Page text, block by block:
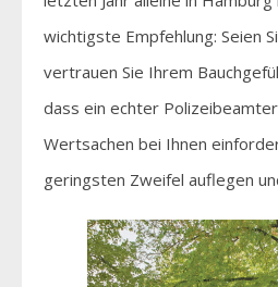
wichtigste Empfehlung: Seien
vertrauen Sie Ihrem
dass ein echter
Wertsachen bei Ihnen
geringsten Zweifel auflegen